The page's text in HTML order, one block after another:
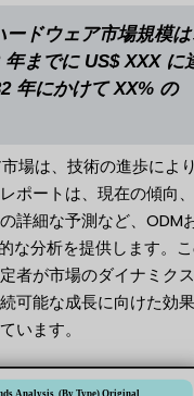
ドウェア市場規模
までに US$ XXX に
年にかけて XX% の
場は、技術の進歩によ
ポートは、現在の傾向
詳細な予測など、ODM
な分析を提供します。
者が市場のダイナミク
可能な成長に向けた効
います。